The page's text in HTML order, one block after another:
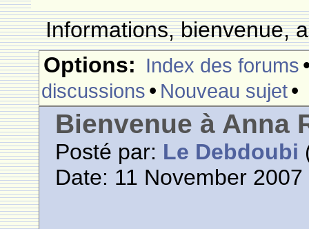
Informations, bienvenue,
Options: Index des forums
discussions • Nouveau sujet•
Bienvenue à Anna
Posté par: Le Debdoubi
Date: 11 November